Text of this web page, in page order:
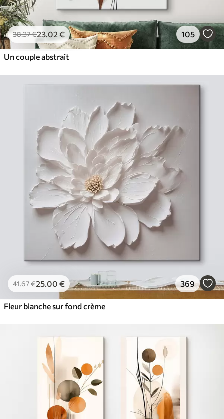
38.37€23.02 € 105
Un couple abstrait
41.67€25.00 € 369
Fleur blanche sur fond crème